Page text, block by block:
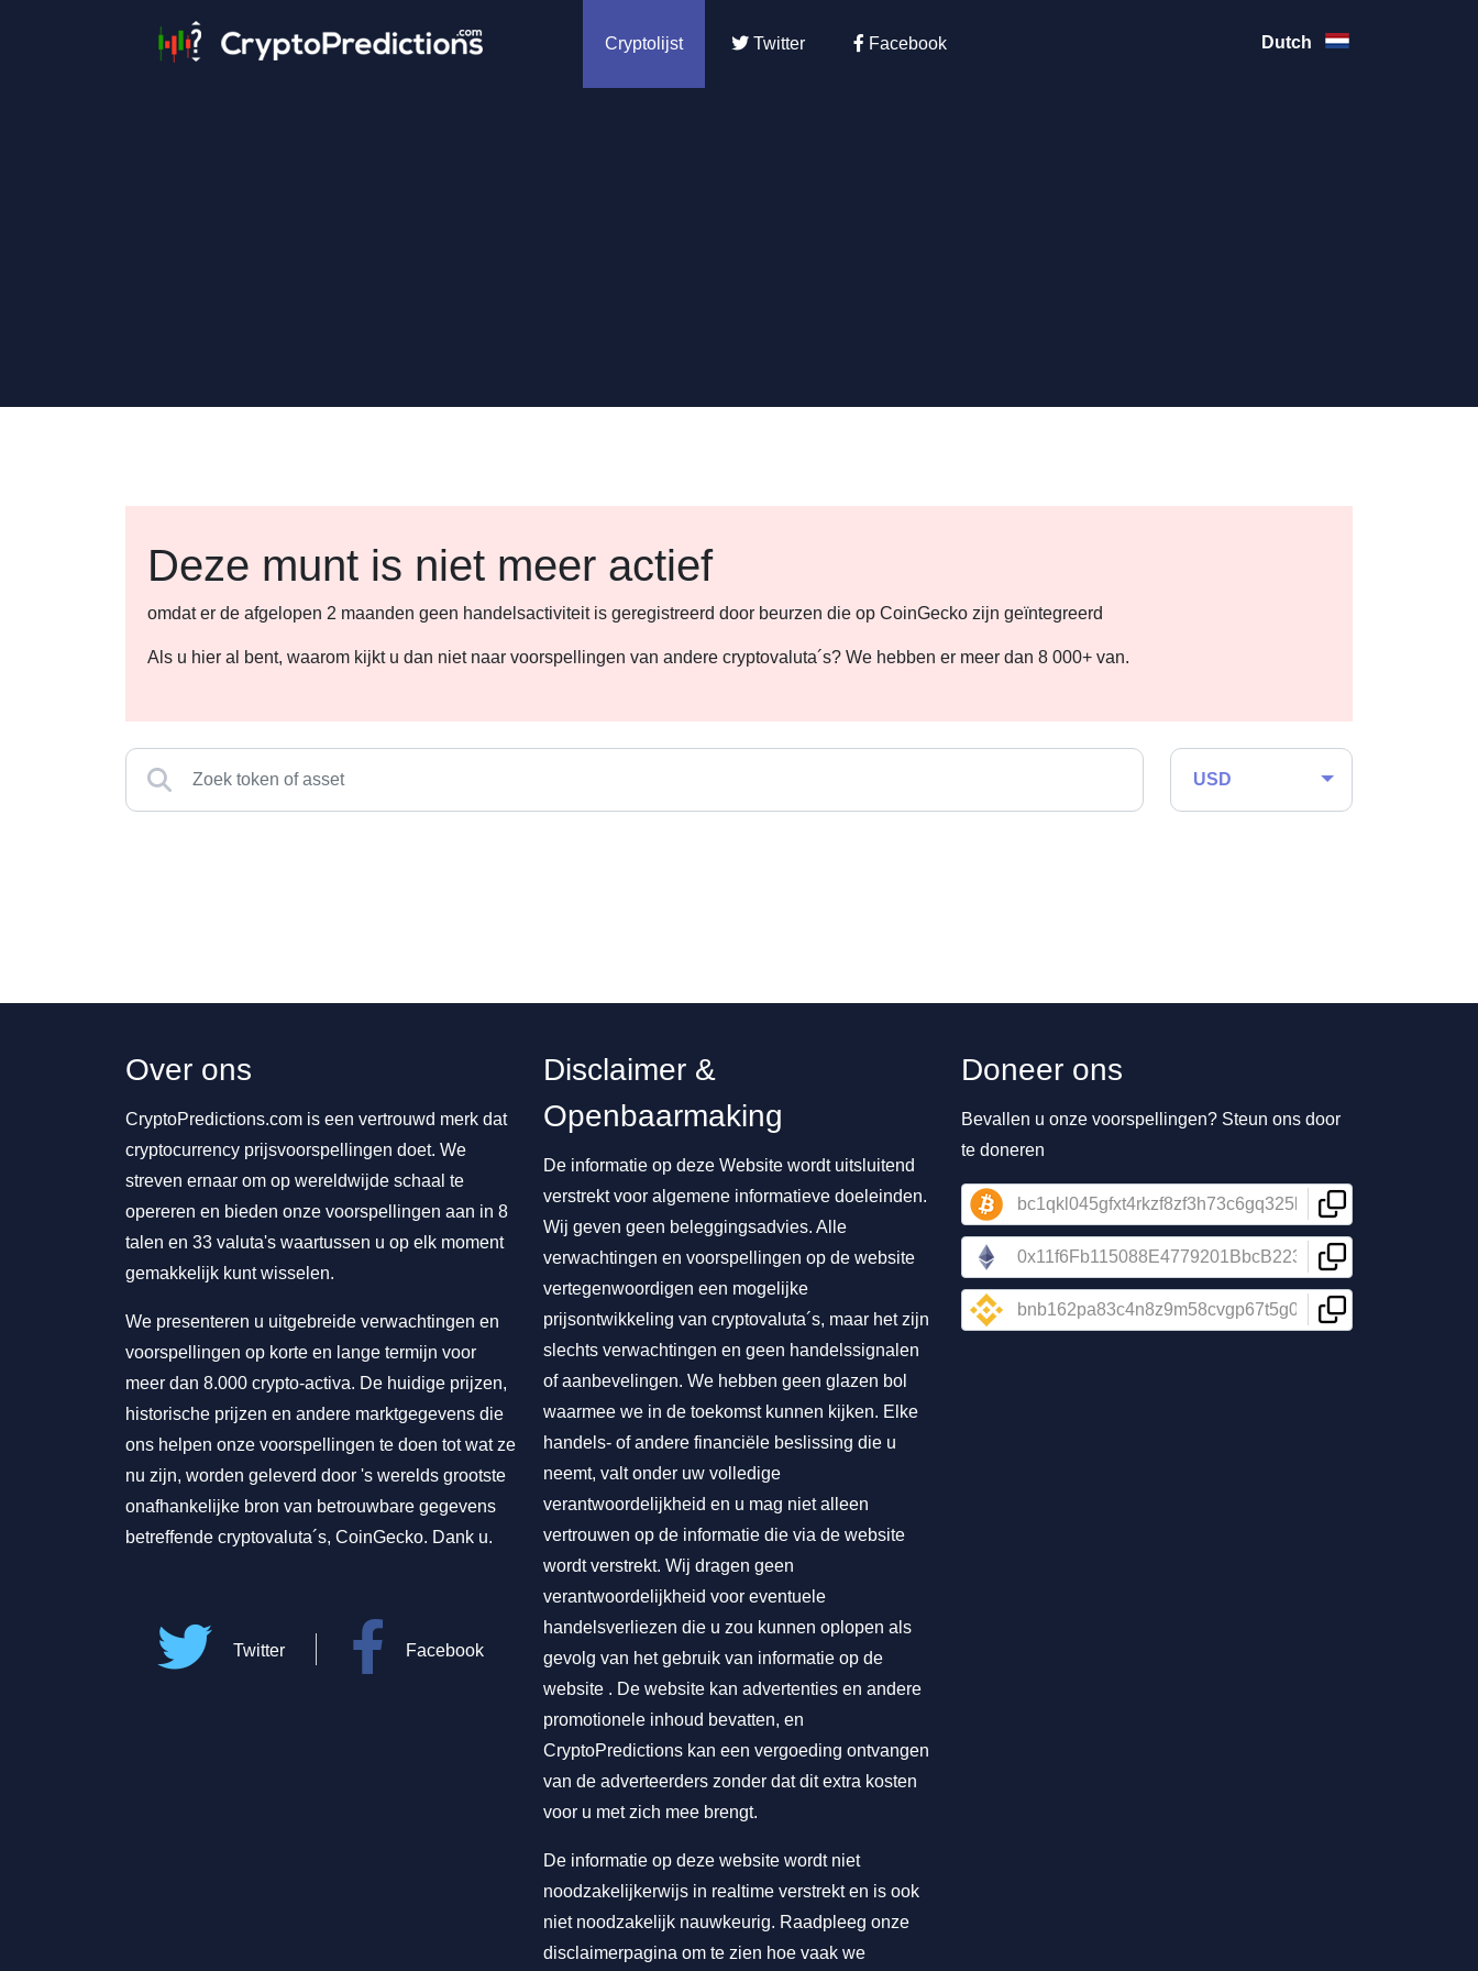
Cryptolijst Twitter Facebook Dutch
Deze munt is niet meer actief
omdat er de afgelopen 2 maanden geen handelsactiviteit is geregistreerd door beurzen die op CoinGecko zijn geïntegreerd
Als u hier al bent, waarom kijkt u dan niet naar voorspellingen van andere cryptovaluta´s? We hebben er meer dan 8 000+ van.
USD
Over ons
CryptoPredictions.com is een vertrouwd merk dat
cryptocurrency prijsvoorspellingen doet. We
streven ernaar om op wereldwijde schaal te
opereren en bieden onze voorspellingen aan in 8
talen en 33 valuta's waartussen u op elk moment
gemakkelijk kunt wisselen.
We presenteren u uitgebreide verwachtingen en
voorspellingen op korte en lange termijn voor
meer dan 8.000 crypto-activa. De huidige prijzen,
historische prijzen en andere marktgegevens die
ons helpen onze voorspellingen te doen tot wat ze
nu zijn, worden geleverd door 's werelds grootste
onafhankelijke bron van betrouwbare gegevens
betreffende cryptovaluta´s, CoinGecko. Dank u.
Twitter Facebook
Disclaimer &
Openbaarmaking
De informatie op deze Website wordt uitsluitend
verstrekt voor algemene informatieve doeleinden.
Wij geven geen beleggingsadvies. Alle
verwachtingen en voorspellingen op de website
vertegenwoordigen een mogelijke
prijsontwikkeling van cryptovaluta´s, maar het zijn
slechts verwachtingen en geen handelssignalen
of aanbevelingen. We hebben geen glazen bol
waarmee we in de toekomst kunnen kijken. Elke
handels- of andere financiële beslissing die u
neemt, valt onder uw volledige
verantwoordelijkheid en u mag niet alleen
vertrouwen op de informatie die via de website
wordt verstrekt. Wij dragen geen
verantwoordelijkheid voor eventuele
handelsverliezen die u zou kunnen oplopen als
gevolg van het gebruik van informatie op de
website . De website kan advertenties en andere
promotionele inhoud bevatten, en
CryptoPredictions kan een vergoeding ontvangen
van de adverteerders zonder dat dit extra kosten
voor u met zich mee brengt.
De informatie op deze website wordt niet
noodzakelijkerwijs in realtime verstrekt en is ook
niet noodzakelijk nauwkeurig. Raadpleeg onze
disclaimerpagina om te zien hoe vaak we
Doneer ons
Bevallen u onze voorspellingen? Steun ons door
te doneren